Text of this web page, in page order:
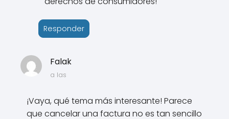
Responder
Falak
a las
¡Vaya, qué tema más interesante! Parece
que cancelar una factura no es tan sencillo